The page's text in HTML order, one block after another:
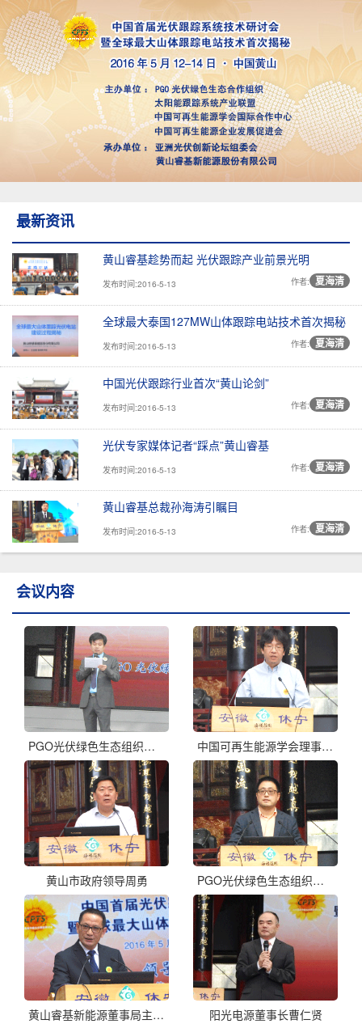
最新资讯
黄山睿基趁势而起 光伏跟踪产业前景光明
发布时间:2016-5-13 作者: 夏海清
全球最大泰国127MW山体跟踪电站技术首次揭秘
发布时间:2016-5-13 作者: 夏海清
中国光伏跟踪行业首次“黄山论剑”
发布时间:2016-5-13 作者: 夏海清
光伏专家媒体记者“踩点”黄山睿基
发布时间:2016-5-13 作者: 夏海清
黄山睿基总裁孙海涛引瞩目
发布时间:2016-5-13 作者: 夏海清
会议内容
PGO光伏绿色生态组织秘书长周元 中国可再生能源学会理事长石定寰代表
黄山市政府领导周勇 PGO光伏绿色生态组织会长李原
黄山睿基新能源董事局主席顾全军 阳光电源董事长曹仁贤